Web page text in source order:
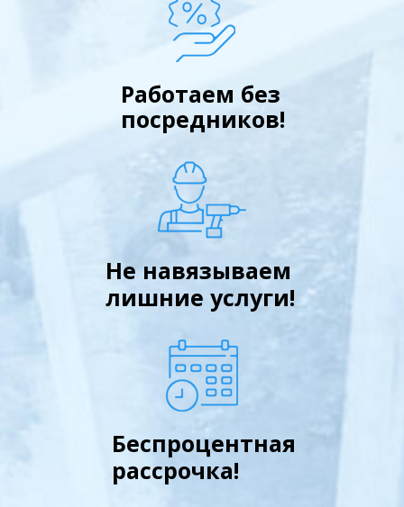
Работаем без
посредников!
Не навязываем
лишние услуги!
Беспроцентная
рассрочка!